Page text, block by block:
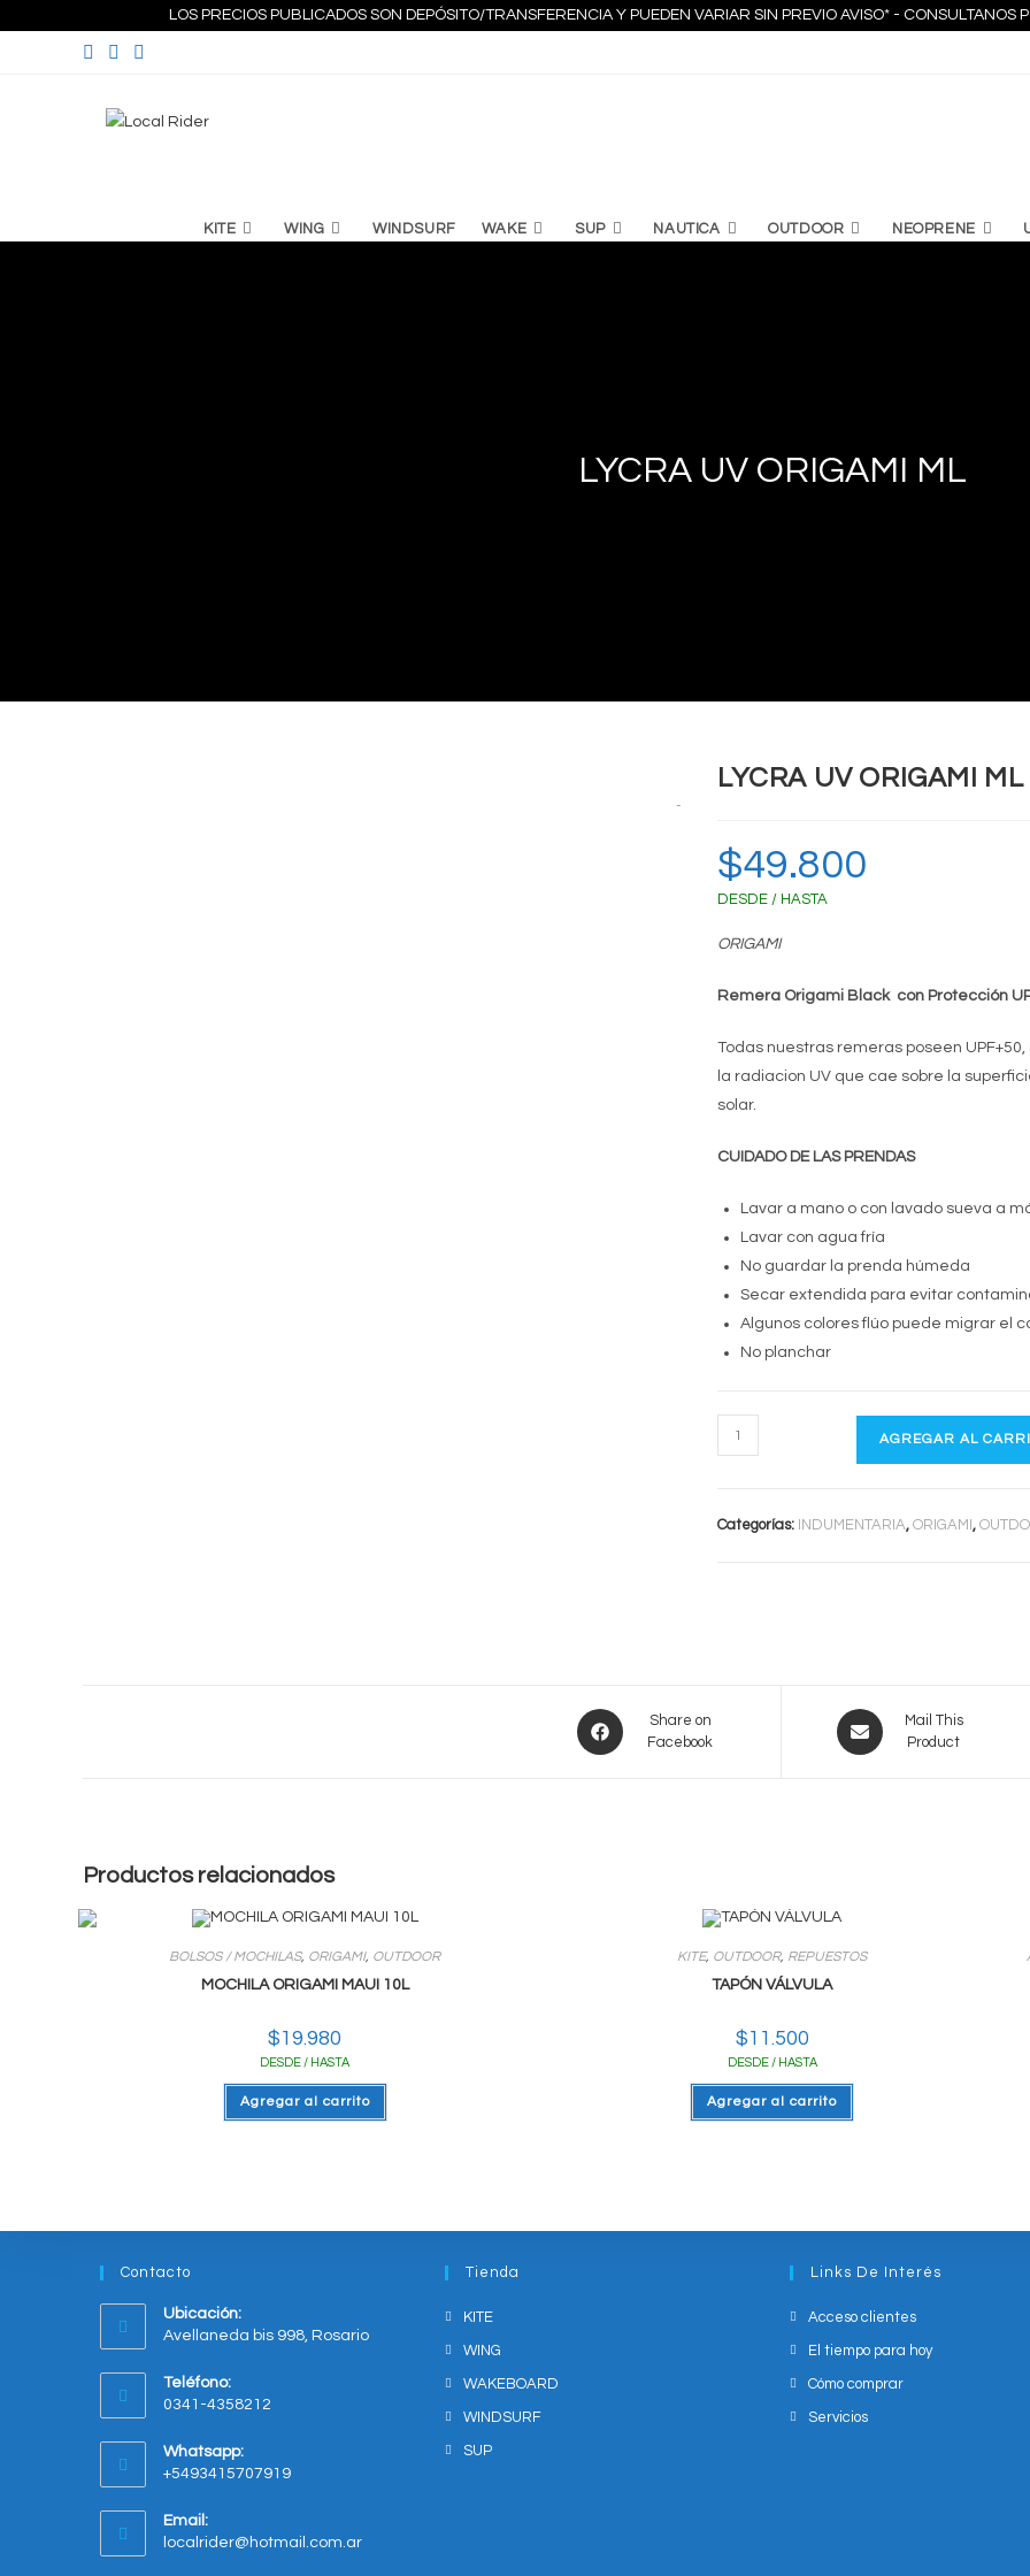
LOS PRECIOS PUBLICADOS SON DEPÓSITO/TRANSFERENCIA Y PUEDEN VARIAR SIN PREVIO AVISO* -
KITE WING WINDSURF WAKE SUP NAUTICA OUTDOOR NEOPRENE
LYCRA UV ORIGAMI ML
LYCRA UV ORIGAMI ML
$49.800
DESDE / HASTA
ORIGAMI
Remera Origami Black con Protección
Todas nuestras remeras poseen
la radiacion UV que cae sobre la
solar.
CUIDADO DE LAS PRENDAS
Lavar a mano o con lavado sueva a
Lavar con agua fría
No guardar la prenda húmeda
Secar extendida para evitar
Algunos colores flúo puede migrar el
No planchar
LYCRA
UV
AGREGAR AL
Categorías: INDUMENTARIA, ORIGAMI ,
Opens
in
Share on
Facebook
Opens
in
Mail This
Product
Productos relacionados
BOLSOS / MOCHILAS, ORIGAMI, OUTDOOR
MOCHILA ORIGAMI MAUI 10L
$19.980
DESDE / HASTA
Agregar al carrito
KITE, OUTDOOR, REPUESTOS
TAPÓN VÁLVULA
$11.500
DESDE / HASTA
Agregar al carrito
Contacto
Ubicación:
Avellaneda bis 998, Rosario
in
new
tab
Teléfono:
0341-4358212
Whatsapp:
+5493415707919
in
Email:
localrider@hotmail.com.arOpens
Tienda
KITE
WING
WAKEBOARD
WINDSURF
SUP
Links De Interés
Acceso clientes
El tiempo para hoy
Cómo comprar
Servicios